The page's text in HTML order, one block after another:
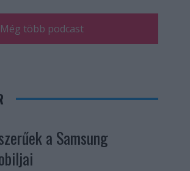
Még több podcast
a Samsung